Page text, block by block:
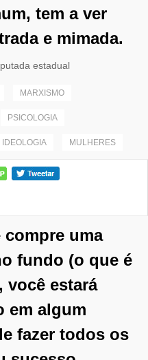
tem a ver
e mimada.
estadual
MARXISMO
PSICOLOGIA
IDEOLOGIA MULHERES
compre uma
fundo (o que é
você estará
em algum
fazer todos os